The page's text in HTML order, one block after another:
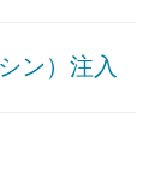
ン）注入